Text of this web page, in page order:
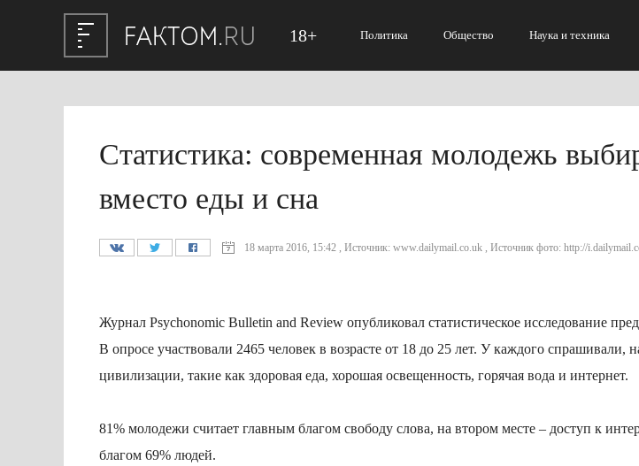
18+ Политика Общество Наука и техника
Статистика: современная молодежь
вместо еды и сна
18 марта 2016, 15:42 , Источник: www.dailymail.co.uk , Источник фото: http://
Журнал Psychonomic Bulletin and Review опубликовал статистическое исследование
В опросе участвовали 2465 человек в возрасте от 18 до 25 лет. У каждого спрашивали,
цивилизации, такие как здоровая еда, хорошая освещенность, горячая вода и интернет.
81% молодежи считает главным благом свободу слова, на втором месте – доступ к
благом 69% людей.